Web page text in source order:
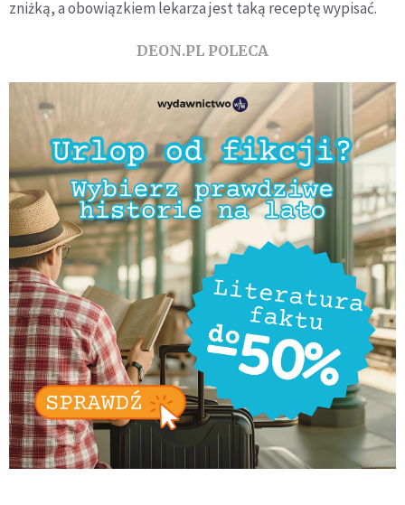
zniżką, a obowiązkiem lekarza jest taką receptę wypisać.
DEON.PL POLECA